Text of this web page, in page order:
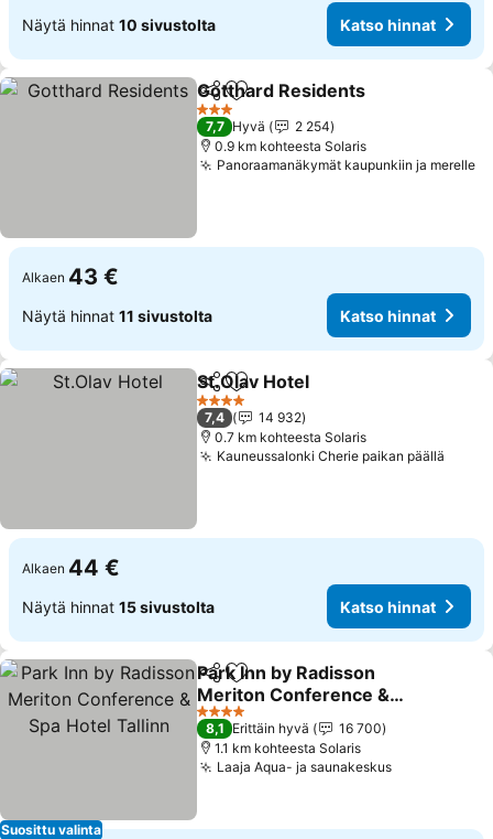
Näytä hinnat 10 sivustolta Katso hinnat
Jaa Lisää suosikkeihin
Gotthard Residents
3 Tähtiluokitus
7,7 Hyvä
2 254
0.9 km kohteesta Solaris
Panoraamanäkymät kaupunkiin ja merelle
Alkaen 43 €
Näytä hinnat 11 sivustolta Katso hinnat
Jaa Lisää suosikkeihin
St.Olav Hotel
4 Tähtiluokitus
7,4
14 932
0.7 km kohteesta Solaris
Kauneussalonki Cherie paikan päällä
Alkaen 44 €
Näytä hinnat 15 sivustolta Katso hinnat
Suosittu valinta
Jaa Lisää suosikkeihin
Park Inn by Radisson
Meriton Conference &
Spa Hotel Tallinn
Katso hinnat
4 Tähtiluokitus
8,1 Erittäin hyvä
16 700
1.1 km kohteesta Solaris
Laaja Aqua- ja saunakeskusKatso